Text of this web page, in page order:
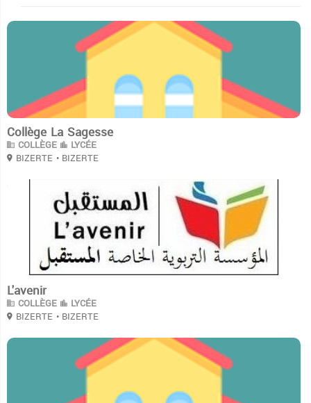
Collège La Sagesse
COLLÈGE LYCÉE
BIZERTE • BIZERTE
L'avenir
COLLÈGE LYCÉE
BIZERTE • BIZERTE